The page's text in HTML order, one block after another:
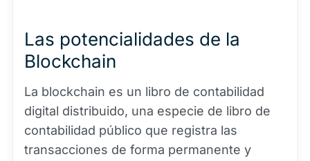
Las potencialidades de la
Blockchain
La blockchain es un libro de contabilidad
digital distribuido, una especie de libro de
contabilidad público que registra las
transacciones de forma permanente y